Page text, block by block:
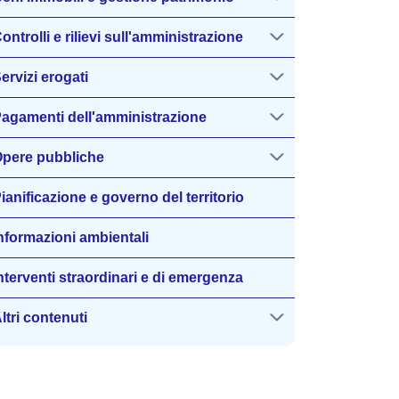
e rilievi sull'amministrazione
erogati
dell'amministrazione
pubbliche
e governo del territorio
ambientali
straordinari e di emergenza
contenuti